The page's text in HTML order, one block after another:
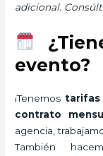
adicional.
evento?
¡Tenemostarifas
contrato
agencia,
También